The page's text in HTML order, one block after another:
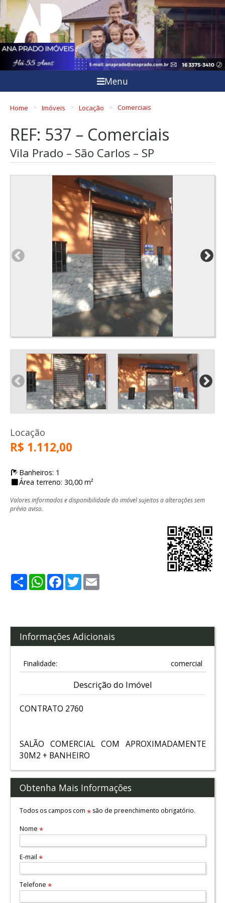
Menu
Home Imóveis Locação Comerciais
REF: 537 – Comerciais
Vila Prado – São Carlos – SP
Locação
R$ 1.112,00
Banheiros: 1
Área terreno: 30,00 m²
Valores informados e disponibilidade do imóvel sujeitos a alterações sem
prévio aviso.
ShareWhatsApp
Facebook
Twitter
Informações Adicionais
Finalidade: comercial
Descrição do Imóvel
CONTRATO 2760
SALÃO COMERCIAL COM APROXIMADAMENTE
30M2 + BANHEIRO
Obtenha Mais Informações
Todos os campos com *são de preenchimento obrigatório.
Nome *
E-mail *
Telefone *